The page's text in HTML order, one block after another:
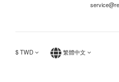
$TWD 繁體中文